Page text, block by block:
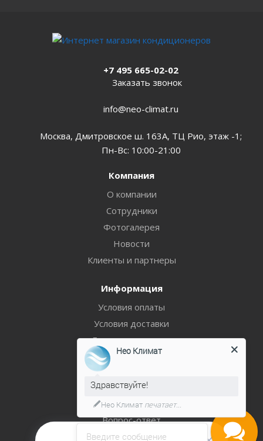
+7 495 665-02-02
Заказать звонок
info@neo-climat.ru
Москва, Дмитровское ш. 163А, ТЦ Рио, этаж -1;
Пн-Вс: 10:00-21:00
Компания
О компании
Сотрудники
Фотогалерея
Новости
Клиенты и партнеры
Информация
Условия оплаты
Условия доставки
Гарантия на товар
Политика
Помощь
Блог
Вопрос-ответ
Бренды
Введите сообщение
Нео Климат
Здравствуйте!
Нео Климат печатает...